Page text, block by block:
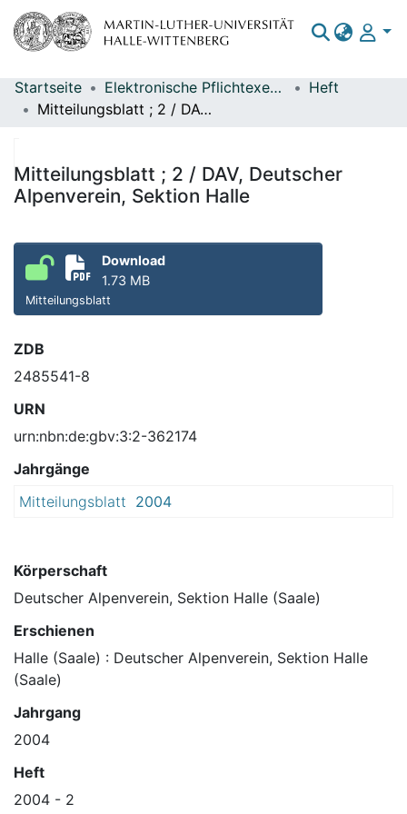
Bereiche & Sammlungen
Statistiken
Startseite Elektronische Pflichtexemplare
Heft
Mitteilungsblatt ; 2 / DAV, Deutscher Alpenverein, Sektion Halle
Mitteilungsblatt ; 2 / DAV, Deutscher
Alpenverein, Sektion Halle
Download
1.73 MB
Mitteilungsblatt
ZDB
2485541-8
URN
urn:nbn:de:gbv:3:2-362174
Jahrgänge
Mitteilungsblatt 2004
Körperschaft
Deutscher Alpenverein, Sektion Halle (Saale)
Erschienen
Halle (Saale) : Deutscher Alpenverein, Sektion Halle
(Saale)
Jahrgang
2004
Heft
2004 - 2